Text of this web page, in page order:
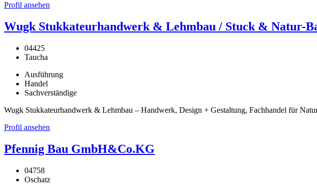
Profil ansehen
Wugk Stukkateurhandwerk & Lehmbau / Stuck & Natur-
04425
Taucha
Ausführung
Handel
Sachverständige
Wugk Stukkateurhandwerk & Lehmbau – Handwerk, Design + Gestaltung, Fachhandel für
Profil ansehen
Pfennig Bau GmbH&Co.KG
04758
Oschatz